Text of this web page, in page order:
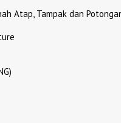
Atap, Tampak dan